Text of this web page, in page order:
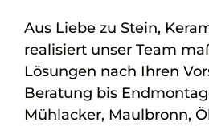
Aus Liebe zu Stein,
realisiert unser Team
Lösungen nach Ihren
Beratung bis
Mühlacker, Maulbronn,